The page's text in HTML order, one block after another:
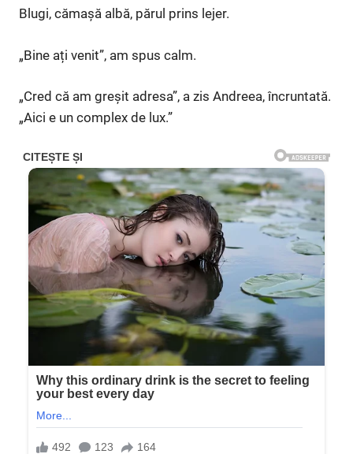
Blugi, cămașă albă, părul prins lejer.
„Bine ați venit”, am spus calm.
„Cred că am greșit adresa”, a zis Andreea, încruntată.
„Aici e un complex de lux.”